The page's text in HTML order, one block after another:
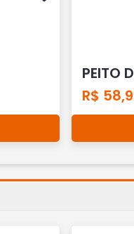
PEITO
R$